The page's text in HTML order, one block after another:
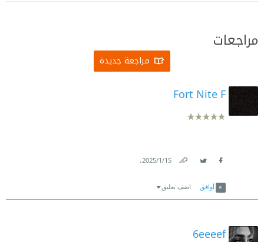
مراجعات
مراجعة جديدة
Fort Nite F
15‏/1‏/2025
.
أوافق اضف تعليق
6eeeef